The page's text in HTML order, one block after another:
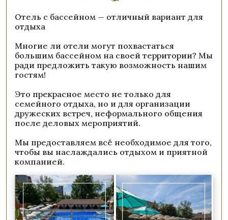
Отель с бассейном — отличный вариант для
отдыха
Многие ли отели могут похвастаться
большим бассейном на своей территории? Мы
ради предложить такую возможность нашим
гостям!
Это прекрасное место не только для
семейного отдыха, но и для организации
дружеских встреч, неформального общения
после деловых мероприятий.
Мы предоставляем всё необходимое для того,
чтобы вы наслаждались отдыхом и приятной
компанией.